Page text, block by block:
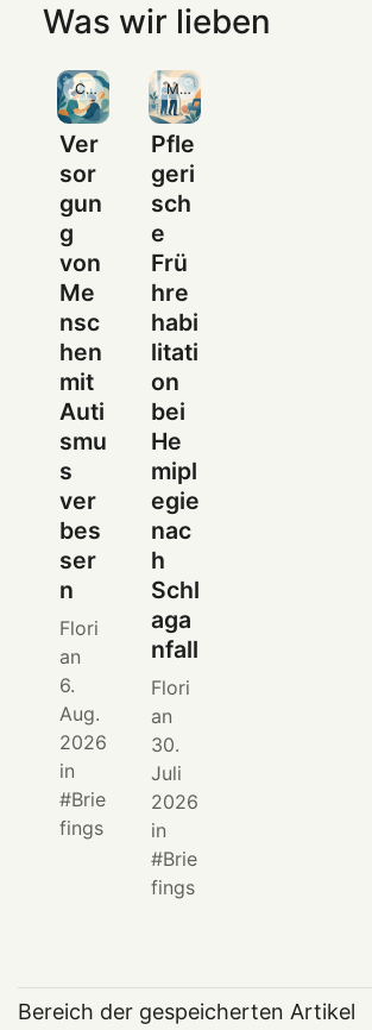
Was wir lieben
Community
Ver
sor
gun
g
von
Me
nsc
hen
mit
Auti
smu
s
ver
bes
ser
n
Flori
an
6.
Aug.
2026
in
Brie
fings
Mitgliedschaft
Pfle
geri
sch
e
Frü
hre
habi
litati
on
bei
He
mipl
egie
nac
h
Schl
aga
nfall
Flori
an
30.
Juli
2026
in
Brie
fings
Bereich der gespeicherten Artikel